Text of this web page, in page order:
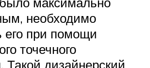
необходимо
его при помощи
точечного
Такой дизайнерский